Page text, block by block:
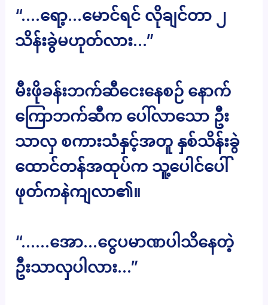
“….ရော့…မောင်ရင် လိုချင်တာ ၂
သိန်းခွဲမဟုတ်လား…”
မီးဖိုခန်းဘက်ဆီငေးနေစဉ် နောက်
ကြောဘက်ဆီက ပေါ်လာသော ဦး
သာလှ စကားသံနှင့်အတူ နှစ်သိန်းခွဲ
ထောင်တန်အထုပ်က သူ့ပေါင်ပေါ်
ဖုတ်ကနဲကျလာ၏။
“……အော…ငွေပမာဏပါသိနေတဲ့
ဦးသာလှပါလား…”